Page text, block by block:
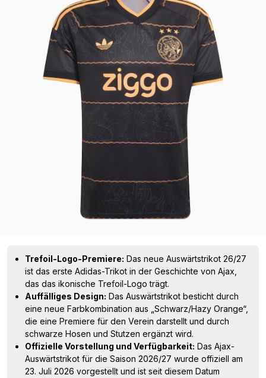
Trefoil-Logo-Premiere: Das neue Auswärtstrikot 26/27
ist das erste Adidas-Trikot in der Geschichte von Ajax,
das das ikonische Trefoil-Logo trägt.
Auffälliges Design: Das Auswärtstrikot besticht durch
eine neue Farbkombination aus „Schwarz/Hazy Orange“,
die eine Premiere für den Verein darstellt und durch
schwarze Hosen und Stutzen ergänzt wird.
Offizielle Vorstellung und Verfügbarkeit: Das Ajax-
Auswärtstrikot für die Saison 2026/27 wurde offiziell am
23. Juli 2026 vorgestellt und ist seit diesem Datum